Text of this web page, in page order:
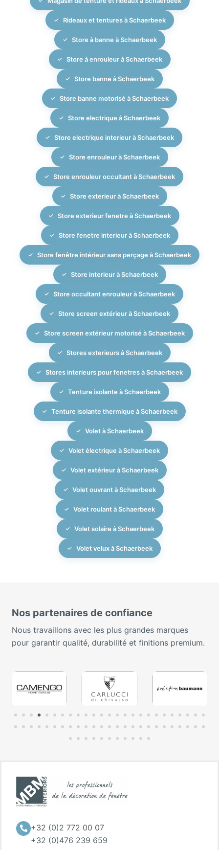
bénéficiez ainsi d’un seul interlocuteur pour la gestion
de tout votre projet d’habillage de fenêtres, de
l’extérieur à l’intérieur.
Rideaux et tentures à Schaerbeek
Store à banne à Schaerbeek
Store à enrouleur à Schaerbeek
Store banne à Schaerbeek
Store banne motorisé à Schaerbeek
Store electrique à Schaerbeek
Store electrique interieur à Schaerbeek
Store enrouleur à Schaerbeek
Store enrouleur occultant à Schaerbeek
Store exterieur à Schaerbeek
Store exterieur fenetre à Schaerbeek
Store fenetre interieur à Schaerbeek
Store fenêtre intérieur sans perçage à Schaerbeek
Store interieur à Schaerbeek
Store occultant enrouleur à Schaerbeek
Store screen extérieur à Schaerbeek
Store screen extérieur motorisé à Schaerbeek
Stores exterieurs à Schaerbeek
Stores interieurs pour fenetres à Schaerbeek
Tenture isolante à Schaerbeek
Tenture isolante thermique à Schaerbeek
Volet à Schaerbeek
Volet électrique à Schaerbeek
Volet extérieur à Schaerbeek
Volet ouvrant à Schaerbeek
Volet roulant à Schaerbeek
Volet solaire à Schaerbeek
Volet velux à Schaerbeek
Nos partenaires de confiance
Nous travaillons avec les plus grandes marques
pour garantir qualité, durabilité et finitions premium.
+32 (0)2 772 00 07
+32 (0)476 239 659